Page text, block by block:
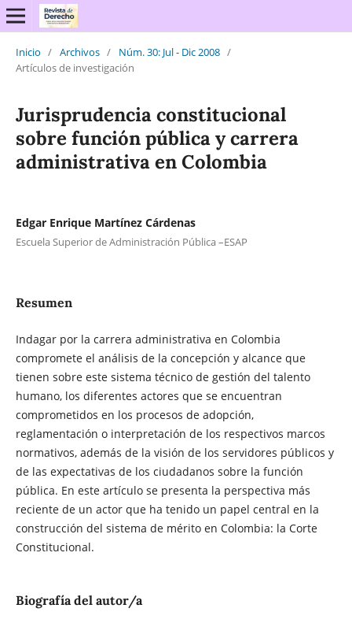
Inicio / Archivos / Núm. 30: Jul - Dic 2008 /
Artículos de investigación
Jurisprudencia constitucional
sobre función pública y carrera
administrativa en Colombia
Edgar Enrique Martínez Cárdenas
Escuela Superior de Administración Pública –ESAP
Resumen
Indagar por la carrera administrativa en Colombia
compromete el análisis de la concepción y alcance que
tienen sobre este sistema técnico de gestión del talento
humano, los diferentes actores que se encuentran
comprometidos en los procesos de adopción,
reglamentación o interpretación de los respectivos marcos
normativos, además de la visión de los servidores públicos y
de las expectativas de los ciudadanos sobre la función
pública. En este artículo se presenta la perspectiva más
reciente de un actor que ha tenido un papel central en la
construcción del sistema de mérito en Colombia: la Corte
Constitucional.
Biografía del autor/a